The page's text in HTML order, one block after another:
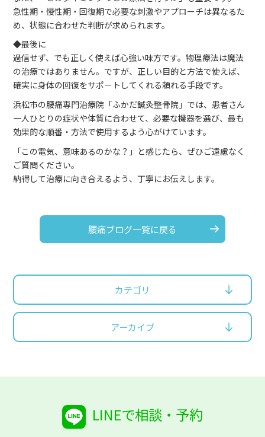
急性期・慢性期・回復期で必要な刺激やアプローチは異なるた
め、状態に合わせた判断が求められます。
◆最後に
過信せず、でも正しく使えば心強い味方です。物理療法は魔法
の治療ではありません。ですが、正しい目的と方法で使えば、
確実に身体の回復をサポートしてくれる頼れる手段です。
浜松市の腰痛専門治療院「ふかだ鍼灸整骨院」では、患者さん
一人ひとりの症状や体質に合わせて、必要な機器を選び、最も
効果的な順番・方法で使用するよう心がけています。
「この電気、意味あるのかな？」と感じたら、ぜひご遠慮なく
ご質問ください。
納得して治療に向き合えるよう、丁寧にお伝えします。
腰痛ブログ一覧に戻る
カテゴリ
アーカイブ
LINEで相談・予約